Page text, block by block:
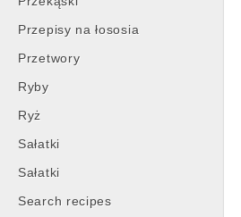
Przepisy na łososia
Przetwory
Ryby
Ryż
Sałatki
Sałatki
Search recipes